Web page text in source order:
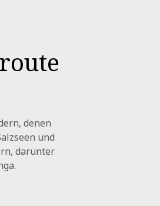
denen
und
darunter